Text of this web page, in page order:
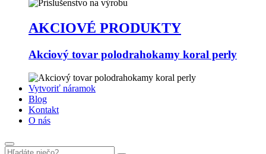
AKCIOVÉ PRODUKTY
Akciový tovar polodrahokamy koral perly
Vytvoriť náramok
Blog
Kontakt
O nás